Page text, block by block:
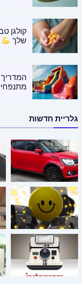
שלך
גלריית חדשות